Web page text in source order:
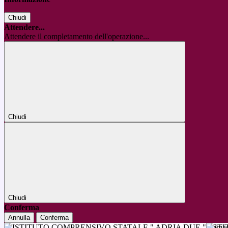
Chiudi
Attendere...
Attendere il completamento dell'operazione...
Chiudi
Chiudi
Conferma
Annulla Conferma